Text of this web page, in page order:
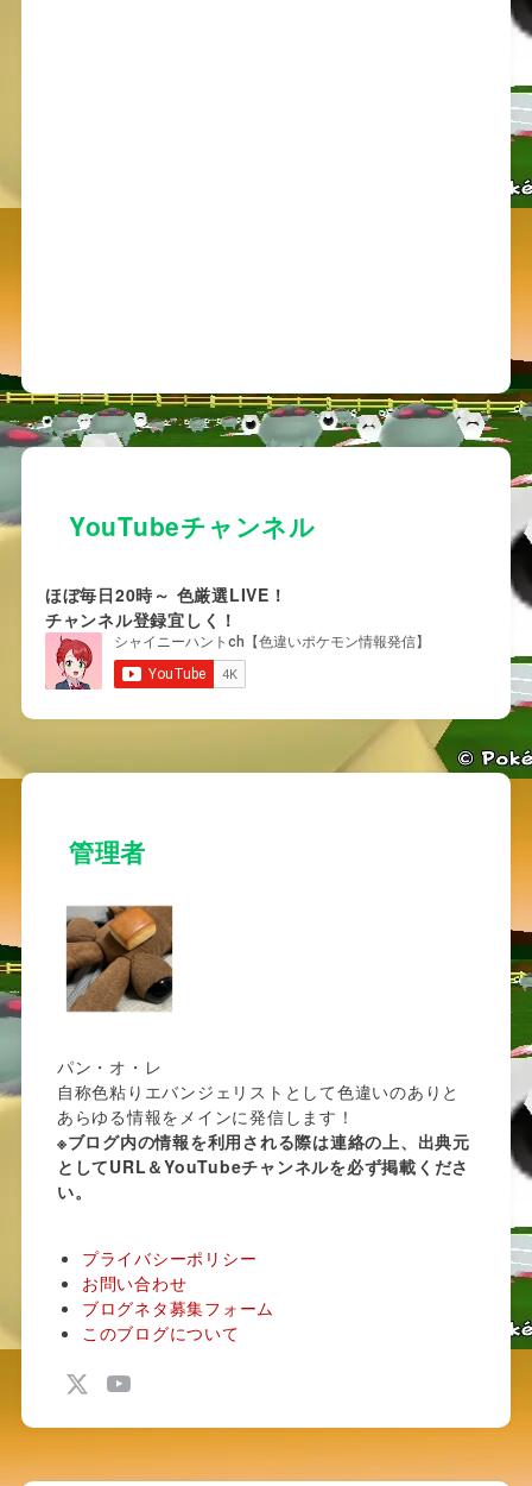
YouTubeチャンネル
ほぼ毎日20時～ 色厳選LIVE！
チャンネル登録宜しく！
管理者
パン・オ・レ
自称色粘りエバンジェリストとして色違いのありと
あらゆる情報をメインに発信します！
※ブログ内の情報を利用される際は連絡の上、出典元
としてURL＆YouTubeチャンネルを必ず掲載くださ
い。
プライバシーポリシー
お問い合わせ
ブログネタ募集フォーム
このブログについて